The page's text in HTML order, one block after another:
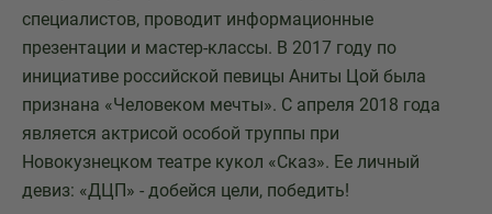
специалистов, проводит информационные
презентации и мастер-классы. В 2017 году по
инициативе российской певицы Аниты Цой была
признана «Человеком мечты». С апреля 2018 года
является актрисой особой труппы при
Новокузнецком театре кукол «Сказ». Ее личный
девиз: «ДЦП» - добейся цели, победить!